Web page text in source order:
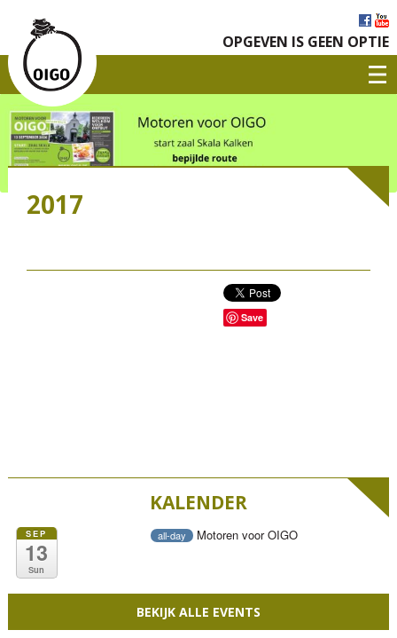
OPGEVEN IS GEEN OPTIE
2017
Save
KALENDER
SEP
13
Sun
all-day Motoren voor OIGO
BEKIJK ALLE EVENTS